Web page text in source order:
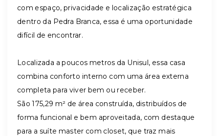
com espaço, privacidade e localização estratégica
dentro da Pedra Branca, essa é uma oportunidade
difícil de encontrar.
Localizada a poucos metros da Unisul, essa casa
combina conforto interno com uma área externa
completa para viver bem ou receber.
São 175,29 m² de área construída, distribuídos de
forma funcional e bem aproveitada, com destaque
para a suíte master com closet, que traz mais